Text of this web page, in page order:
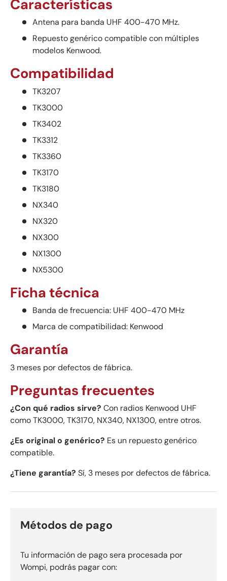
Características
Antena para banda UHF 400-470 MHz.
Repuesto genérico compatible con múltiples
modelos Kenwood.
Compatibilidad
TK3207
TK3000
TK3402
TK3312
TK3360
TK3170
TK3180
NX340
NX320
NX300
NX1300
NX5300
Ficha técnica
Banda de frecuencia: UHF 400-470 MHz
Marca de compatibilidad: Kenwood
Garantía
3 meses por defectos de fábrica.
Preguntas frecuentes
¿Con qué radios sirve? Con radios Kenwood UHF
como TK3000, TK3170, NX340, NX1300, entre otros.
¿Es original o genérico? Es un repuesto genérico
compatible.
¿Tiene garantía? Sí, 3 meses por defectos de fábrica.
Métodos de pago
Tu información de pago sera procesada por
Wompi, podrás pagar con: